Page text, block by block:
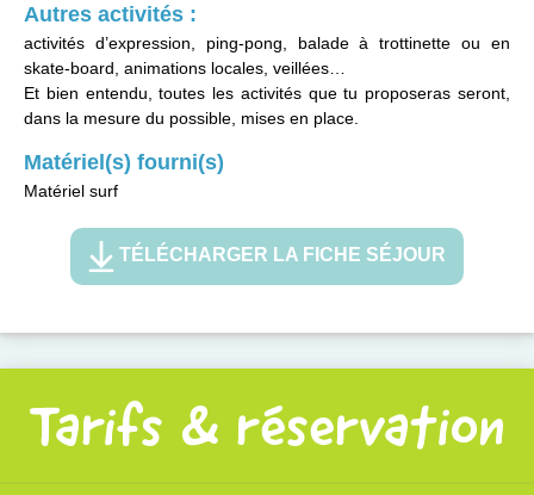
Autres activités :
activités d’expression, ping-pong, balade à trottinette ou en
skate-board, animations locales, veillées…
Et bien entendu, toutes les activités que tu proposeras seront,
dans la mesure du possible, mises en place.
Matériel(s) fourni(s)
Matériel surf
TÉLÉCHARGER LA FICHE SÉJOUR
Tarifs & réservation